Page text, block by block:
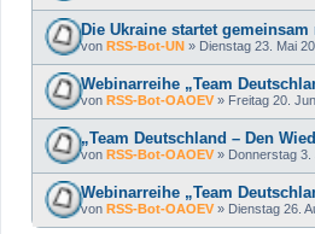
Die Ukraine startet
von RSS-Bot-UN » Dienstag 23. Mai
Webinarreihe „Team
von RSS-Bot-OAOEV» Freitag 20.
„Team Deutschland – Den
von RSS-Bot-OAOEV» Donnerstag 3.
Webinarreihe „Team
von RSS-Bot-OAOEV» Dienstag 26.